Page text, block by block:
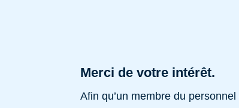
Merci de votre intérêt.
Afin qu’un membre du